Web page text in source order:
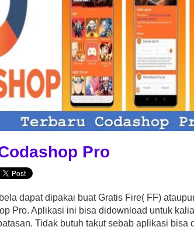
Pro
dapat dipakai buat Gratis Fire( FF)
Pro. Aplikasi ini bisa didownload untuk
Tidak butuh takut sebab aplikasi bisa